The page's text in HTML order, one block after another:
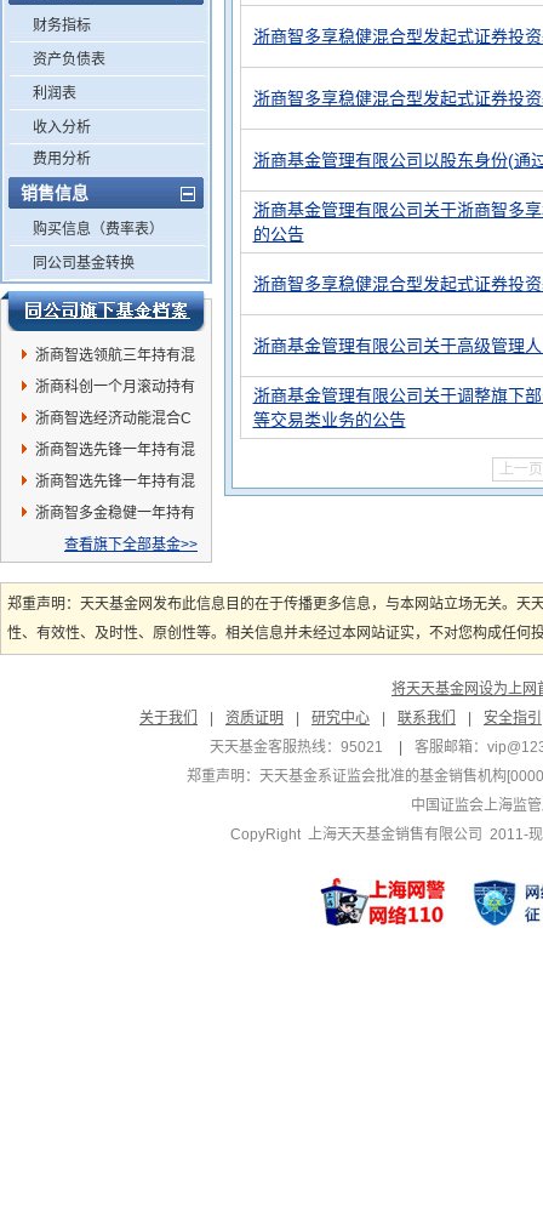
财务指标
资产负债表
利润表
收入分析
费用分析
销售信息
购买信息（费率表）
同公司基金转换
浙商智选领航三年持有混
合C
浙商科创一个月滚动持有
混合C
浙商智选经济动能混合C
浙商智选先锋一年持有混
合A
浙商智选先锋一年持有混
合C
浙商智多金稳健一年持有
查看旗下全部基金>>
浙商智多享稳健混合型发起式证券投
浙商智多享稳健混合型发起式证券投
浙商基金管理有限公司以股东身份(通
浙商基金管理有限公司关于浙商智多
的公告
浙商智多享稳健混合型发起式证券投
浙商基金管理有限公司关于高级管理
浙商基金管理有限公司关于调整旗下
等交易类业务的公告
上一页
郑重声明：天天基金网发布此信息目的在于传播更多信息，与本网站立场无关。
性、有效性、及时性、原创性等。相关信息并未经过本网站证实，不对您构成任
将天天基金网设为上网
关于我们
资质证明 研究中心 联系我们
安全指引
天天基金客服热线：95021
客服邮箱：
郑重声明： 天天基金系证监会批准的基金销售机构
中国证监会上海监
CopyRight 上海天天基金销售有限公司 2011-